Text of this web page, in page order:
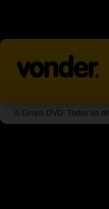
© Grupo OVD. Todos os